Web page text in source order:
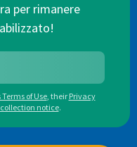
per rimanere
of Use, their Privacy
notice.